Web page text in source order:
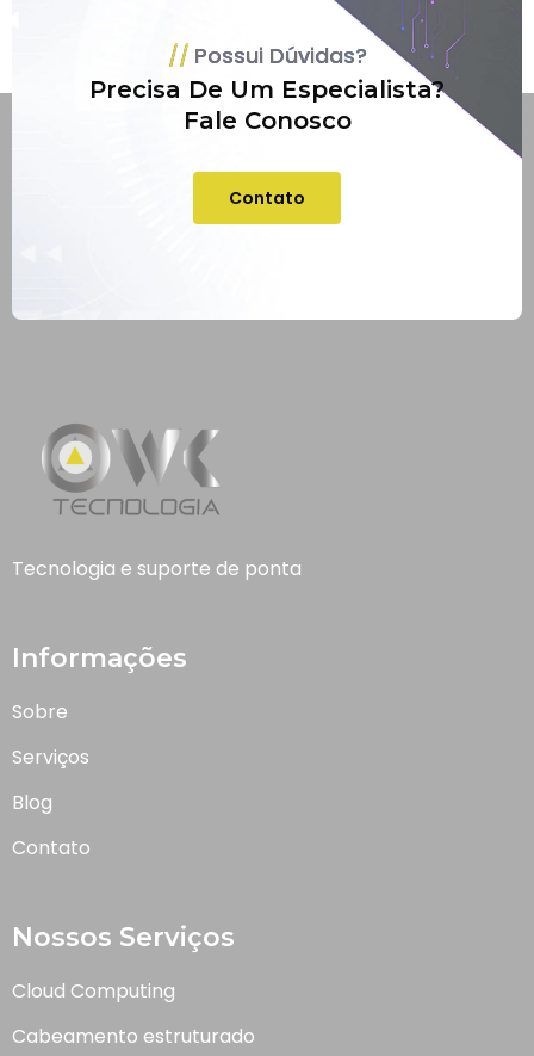
Possui Dúvidas?
Precisa De Um Especialista?
Fale Conosco
Contato
Tecnologia e suporte de ponta
Informações
Sobre
Serviços
Blog
Contato
Nossos Serviços
Cloud Computing
Cabeamento estruturado